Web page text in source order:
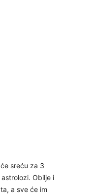
sreću za 3
Obilje i
a sve će im